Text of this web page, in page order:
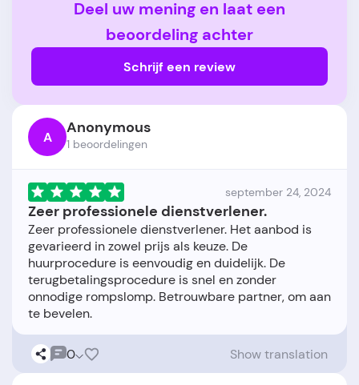
Deel uw mening en laat een
beoordeling achter
Schrijf een review
A Anonymous
1 beoordelingen
september 24, 2024
Zeer professionele dienstverlener.
Zeer professionele dienstverlener. Het aanbod is
gevarieerd in zowel prijs als keuze. De
huurprocedure is eenvoudig en duidelijk. De
terugbetalingsprocedure is snel en zonder
onnodige rompslomp. Betrouwbare partner, om aan
0 Show translation